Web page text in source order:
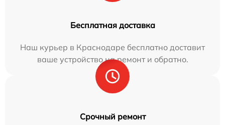
Бесплатная доставка
Наш курьер в Краснодаре бесплатно доставит
ваше устройство на ремонт и обратно.
Срочный ремонт